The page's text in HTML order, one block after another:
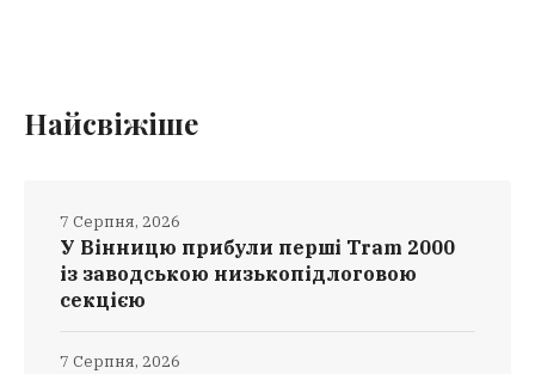
Найсвіжіше
У Вінницю прибули перші Tram 2000
із заводською низькопідлоговою
секцією
7 Серпня, 2026
7 Серпня, 2026